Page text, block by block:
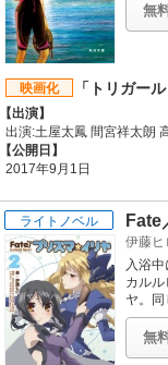
無
映画化 「トリガール
【出演】
出演:土屋太鳳 間宮祥太朗
【公開日】
2017年9月1日
ライトノベル
伊藤ヒ
入浴
カル
ヤ。
ード〉
無